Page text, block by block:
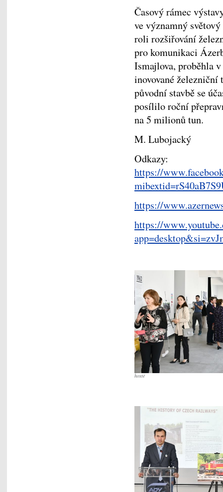
Časový rámec
ve významný
roli rozšiřování
pro komunikaci
Ismajlova, proběhla
inovované
původní stavbě se
posílilo roční
na 5 milionů tun.
M. Lubojacký
Odkazy:
https://
https://
https://
hosté